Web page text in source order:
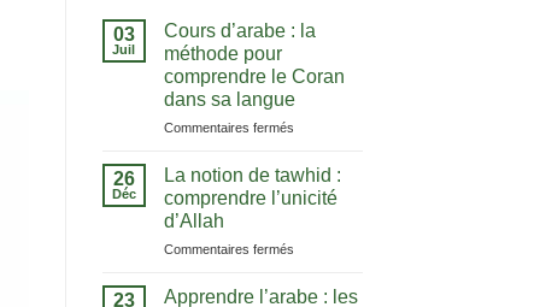
03
Juil
Cours d’arabe : la
méthode pour
comprendre le Coran
dans sa langue
Commentaires ferméssur
d’arabe
la
pour
le
26
Déc
La notion de tawhid :
comprendre l’unicité
d’Allah
Commentaires ferméssur
notion
23
Apprendre l’arabe : les